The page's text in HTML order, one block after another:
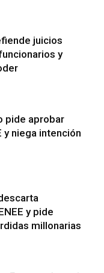
juicios
y
pide aprobar
y niega intención
y pide
millonarias